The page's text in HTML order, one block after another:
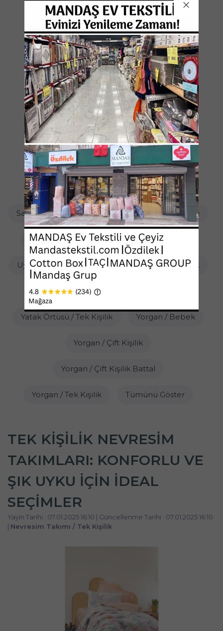
Nevresim Takımı / Çift Kişilik Battal
Nevresim Takımı / Tek Kişilik
Perdeler / Balkon Perdeleri
Perdeler / Buldan Perdeler
Perdeler / Güneşlik Perdeler
Pike / Pike Takımı / Çift Kişilik
Pike / Pike Takımı / Tek Kişilik
Salıncak Minderleri / 2 Kişilik
Salıncak Minderleri / 3 Kişilik Sandalye Kılıfı
Sandalye Minderi Uyku Seti / Bebek
Uyku Seti / Çift Kişilik Uyku Seti / Tek Kişilik
Yastık Yatak Örtüsü / Çift Kişilik
Yatak Örtüsü / Tek Kişilik Yorgan / Bebek
Yorgan / Çift Kişilik
Yorgan / Çift Kişilik Battal
Yorgan / Tek Kişilik Tümünü Göster
TEK KIŞILIK NEVRESIM
TAKIMLARI: KONFORLU VE
ŞIK UYKU İÇIN İDEAL
SEÇIMLER
Yayın Tarihi : 07.01.2025 16:10 | Güncellenme Tarihi : 07.01.2025 16:10
| Nevresim Takımı / Tek Kişilik